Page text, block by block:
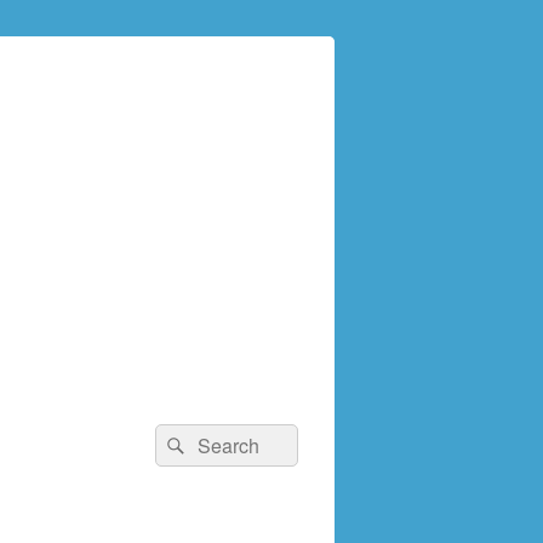
検
索:
検
索